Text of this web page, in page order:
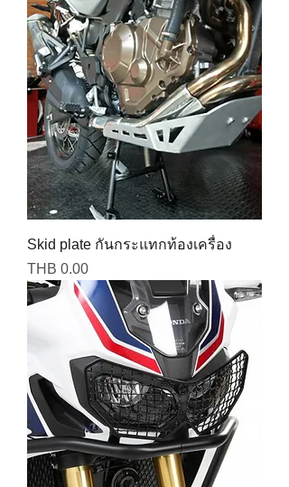
Skid plate กันกระแทกท้องเครื่อง
Price
THB 0.00